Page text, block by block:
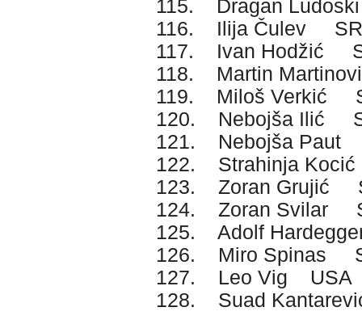
115. Dragan
116. Ilija Čulev
117. Ivan Hodžić
118. Martin
119. Miloš Verkić
120. Nebojša Ilić
121. Nebojša Paut
122. Strahinja
123. Zoran Grujić
124. Zoran Svilar
125. Adolf
126. Miro Spinas
127. Leo Vig USA
128. Suad